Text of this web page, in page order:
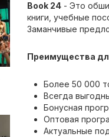
Book 24 - Это
книги, учебные
Заманчивые
Преимущества
Более 50 000
Всегда
Бонусная
Оптовая
Актуальные